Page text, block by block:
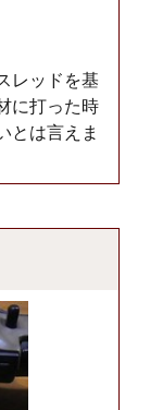
レッドを基
に打った時
とは言えま